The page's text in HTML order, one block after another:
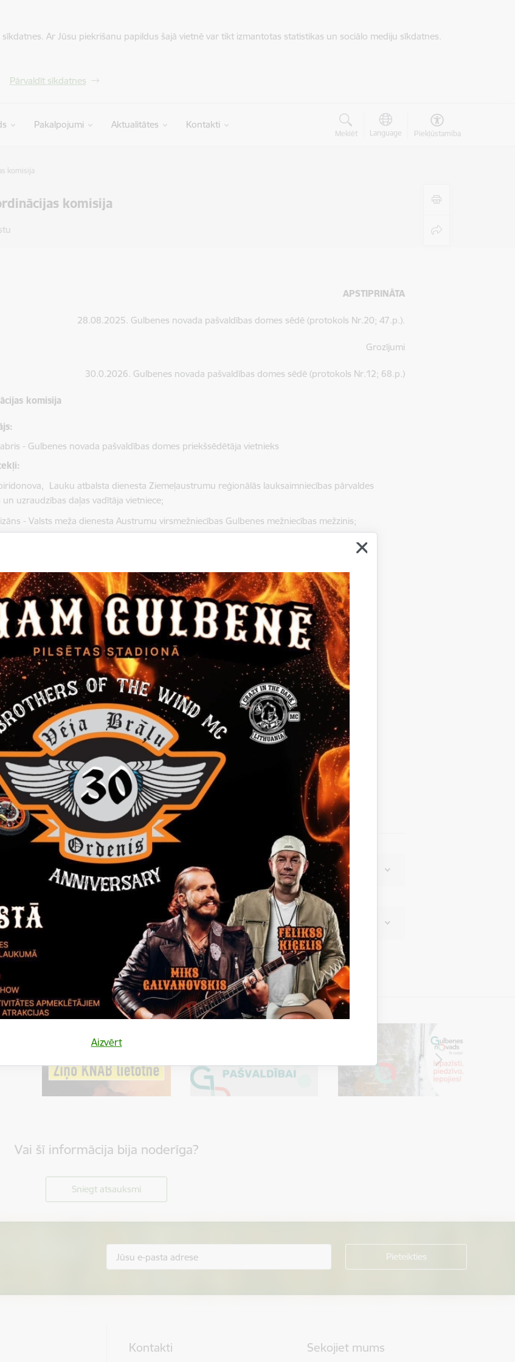
Ar Jūsu piekrišanu papildus šajā vietnē var tikt izmantotas statistikas un sociālo mediju sīkdatnes.
Pārvaldīt sīkdatnes
Pakalpojumi Aktualitātes Kontakti
Meklēt Language Piekļūstamība
komisija
komisija
Aizvērt
APSTIPRINĀTA
28.08.2025. Gulbenes novada pašvaldības domes sēdē (protokols Nr.20; 47.p.).
Grozījumi
30.0.2026. Gulbenes novada pašvaldības domes sēdē (protokols Nr.12; 68.p.)
komisija
- Gulbenes novada pašvaldības domes priekšsēdētāja vietnieks
Lauku atbalsta dienesta Ziemeļaustrumu reģionālās lauksaimniecības pārvaldes
uzraudzības daļas vadītāja vietniece;
- Valsts meža dienesta Austrumu virsmežniecības Gulbenes mežniecības mežzinis;
- Biedrības “Gulbenes lauksaimnieku biedrība” pilnvarotais pārstāvis;
- Gulbenes novada Centrālās pārvaldes Kancelejas nodaļas kancelejas pārzine.
sekretārs:
komisijas nolikums
kārtības, protokoli
kārtības, protokoli
Vai šī informācija bija noderīga?
Sniegt atsauksmi
Kontakti Sekojiet mums